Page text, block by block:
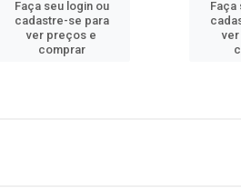
Faça seu login ou
cadastre-se para
ver preços e
comprar
Faça